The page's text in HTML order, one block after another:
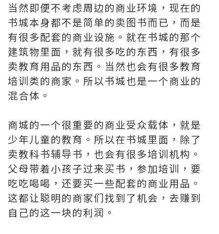
当然即便不考虑周边的商业环境，现在的
书城本身都不是简单的卖图书而已，而是
有很多配套的商业设施。就在书城的那个
建筑物里面，就有很多吃的东西，有很多
卖教育用品的东西。当然也会有很多教育
培训类的商家。所以书城也是一个商业的
混合体。
商城的一个很重要的商业受众载体，就是
少年儿童的教育。所以在书城里面，除了
卖教科书辅导书，也会有很多培训机构。
父母带着小孩子过来买书，参加培训，要
吃吃喝喝，还要买一些配套的商业用品。
这都让聪明的商家们找到了机会，去赚到
自己的这一块的利润。